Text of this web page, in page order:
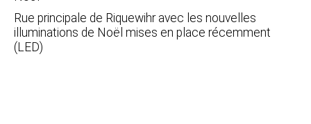
Rue principale de Riquewihr avec les nouvelles
illuminations de Noël mises en place récemment
(LED)